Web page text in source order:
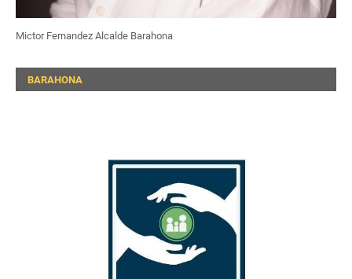
Mictor Fernandez Alcalde Barahona
BARAHONA